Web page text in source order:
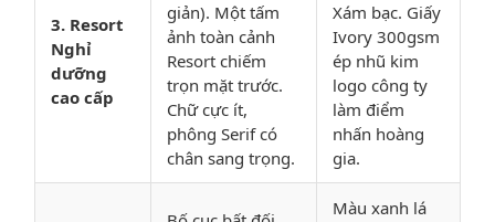
3. Resort
Nghỉ
dưỡng
cao cấp
giản). Một tấm
ảnh toàn cảnh
Resort chiếm
trọn mặt trước.
Chữ cực ít,
phông Serif có
chân sang trọng.
Xám bạc. Giấy
Ivory 300gsm
ép nhũ kim
logo công ty
làm điểm
nhấn hoàng
gia.
Màu xanh lá